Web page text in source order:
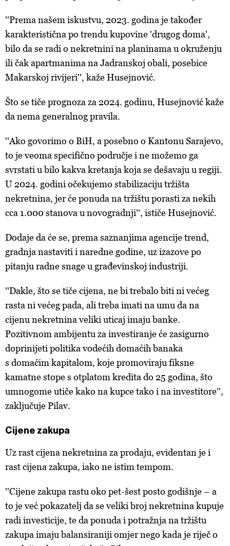
''Prema našem iskustvu, 2023. godina je također
karakteristična po trendu kupovine 'drugog doma',
bilo da se radi o nekretnini na planinama u okruženju
ili čak apartmanima na Jadranskoj obali, posebice
Makarskoj rivijeri'', kaže Husejnović.
Što se tiče prognoza za 2024. godinu, Husejnović kaže
da nema generalnog pravila.
''Ako govorimo o BiH, a posebno o Kantonu Sarajevo,
to je veoma specifično područje i ne možemo ga
svrstati u bilo kakva kretanja koja se dešavaju u regiji.
U 2024. godini očekujemo stabilizaciju tržišta
nekretnina, jer će ponuda na tržištu porasti za nekih
cca 1.000 stanova u novogradnji'', ističe Husejnović.
Dodaje da će se, prema saznanjima agencije trend,
gradnja nastaviti i naredne godine, uz izazove po
pitanju radne snage u građevinskoj industriji.
''Dakle, što se tiče cijena, ne bi trebalo biti ni većeg
rasta ni većeg pada, ali treba imati na umu da na
cijenu nekretnina veliki uticaj imaju banke.
Pozitivnom ambijentu za investiranje će zasigurno
doprinijeti politika vodećih domaćih banaka
s domaćim kapitalom, koje promoviraju fiksne
kamatne stope s otplatom kredita do 25 godina, što
umnogome utiče kako na kupce tako i na investitore'',
zaključuje Pilav.
Cijene zakupa
Uz rast cijena nekretnina za prodaju, evidentan je i
rast cijena zakupa, iako ne istim tempom.
''Cijene zakupa rastu oko pet-šest posto godišnje – a
to je već pokazatelj da se veliki broj nekretnina kupuje
radi investicije, te da ponuda i potražnja na tržištu
zakupa imaju balansiraniji omjer nego kada je riječ o